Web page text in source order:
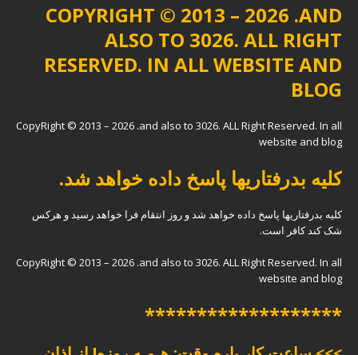
COPYRIGHT © 2013 – 2026 .AND
ALSO TO 3026. ALL RIGHT
RESERVED. IN ALL WEBSITE AND
BLOG
CopyRight © 2013 – 2026 .and also to 3026. ALL Right Reserved. In all
website and blog
کلیه بدرفتاریها پاسخ داده خواهد شد.
کلیه بدرفتاریها پاسخ داده خواهد شد و روز انتقام فرا خواهد رسید و هرکس
شک کند کافر است.
CopyRight © 2013 – 2026 .and also to 3026. ALL Right Reserved. In all
website and blog
*******************